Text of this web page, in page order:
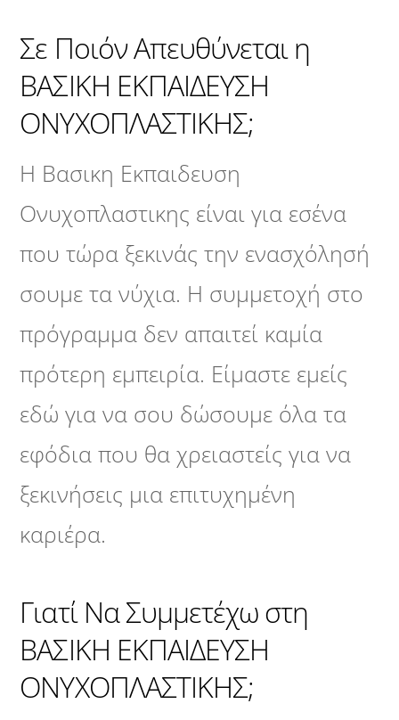
Σε Ποιόν Απευθύνεται η
ΒΑΣΙΚΗ ΕΚΠΑΙΔΕΥΣΗ
ΟΝΥΧΟΠΛΑΣΤΙΚΗΣ;
Η Βασικη Εκπαιδευση
Ονυχοπλαστικης είναι για εσένα
που τώρα ξεκινάς την ενασχόλησή
σουμε τα νύχια. Η συμμετοχή στο
πρόγραμμα δεν απαιτεί καμία
πρότερη εμπειρία. Είμαστε εμείς
εδώ για να σου δώσουμε όλα τα
εφόδια που θα χρειαστείς για να
ξεκινήσεις μια επιτυχημένη
καριέρα.
Γιατί Να Συμμετέχω στη
ΒΑΣΙΚΗ ΕΚΠΑΙΔΕΥΣΗ
ΟΝΥΧΟΠΛΑΣΤΙΚΗΣ;